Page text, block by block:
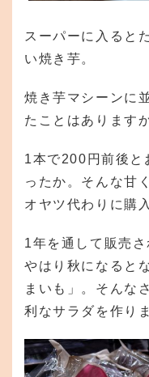
スーパーに入ると
い焼き芋。
焼き芋マシーンに
たことはあります
1本で200円前後と
ったか。そんな甘
オヤツ代わりに購
1年を通して販売
やはり秋になると
まいも」。そんな
利なサラダを作り